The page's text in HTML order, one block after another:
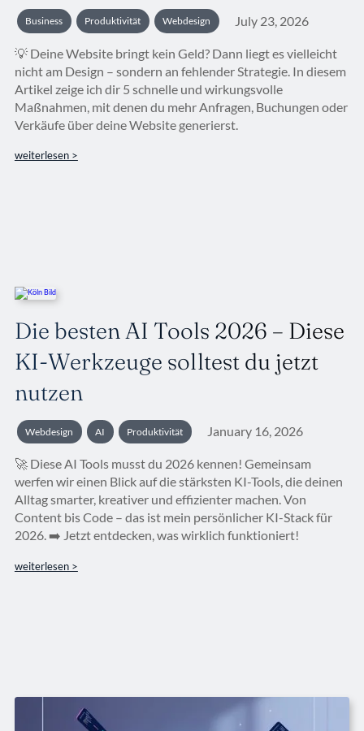
Business Produktivität Webdesign July 23, 2026
💡 Deine Website bringt kein Geld? Dann liegt es vielleicht
nicht am Design – sondern an fehlender Strategie. In diesem
Artikel zeige ich dir 5 schnelle und wirkungsvolle
Maßnahmen, mit denen du mehr Anfragen, Buchungen oder
Verkäufe über deine Website generierst.
weiterlesen >
Die besten AI Tools 2026 – Diese
KI-Werkzeuge solltest du jetzt
nutzen
Webdesign AI Produktivität January 16, 2026
🚀 Diese AI Tools musst du 2026 kennen! Gemeinsam
werfen wir einen Blick auf die stärksten KI-Tools, die deinen
Alltag smarter, kreativer und effizienter machen. Von
Content bis Code – das ist mein persönlicher KI-Stack für
2026. ➡️ Jetzt entdecken, was wirklich funktioniert!
weiterlesen >